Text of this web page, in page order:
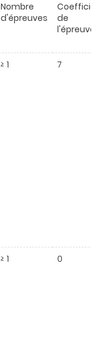
Nombre
d'épreuves
de
l'épreuve
≥ 1 7
≥ 1 0